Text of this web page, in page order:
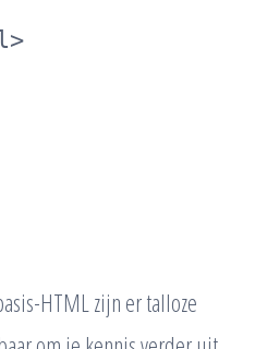
HTML zijn er talloze